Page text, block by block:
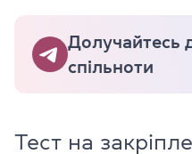
Долучайтесь
спільноти
Тест на